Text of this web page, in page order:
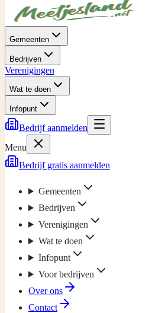
Gemeenten
Bedrijven
Verenigingen
Wat te doen
Infopunt
Bedrijf aanmelden
Menu
Bedrijf gratis aanmelden
Gemeenten
Bedrijven
Verenigingen
Wat te doen
Infopunt
Voor bedrijven
Over ons
Contact